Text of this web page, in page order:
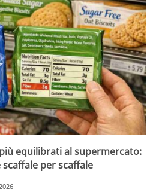
equilibrati al supermercato:
per scaffale